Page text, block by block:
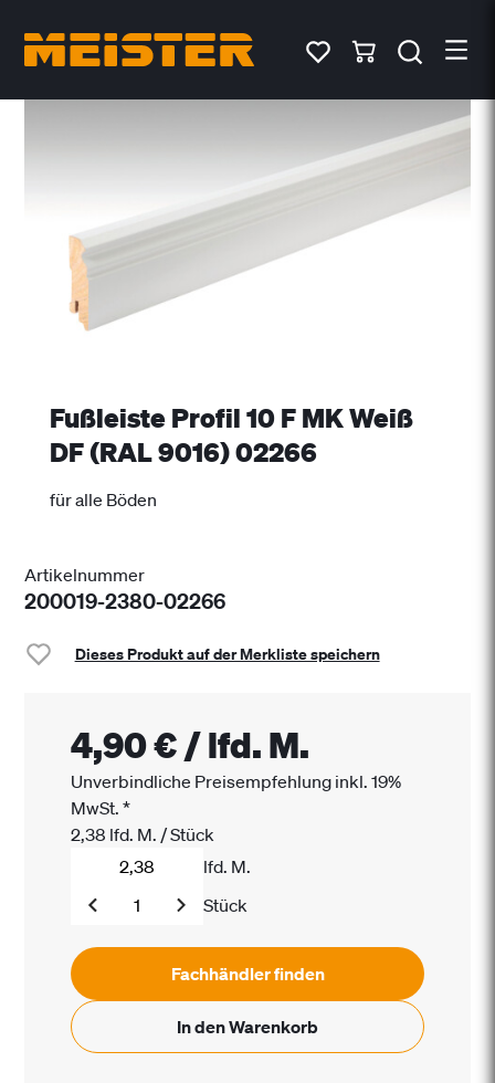
Fußleiste Profil 10 F MK Weiß
DF (RAL 9016) 02266
für alle Böden
Artikelnummer
200019-2380-02266
Dieses Produkt auf der Merkliste speichern
4,90 €/lfd. M.
Unverbindliche Preisempfehlung inkl. 19%
MwSt. *
2,38 lfd. M. /Stück
lfd. M.
Stück
Fachhändler finden
In den Warenkorb